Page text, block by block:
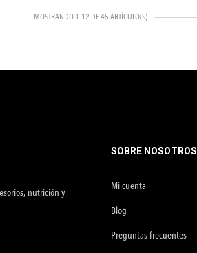
MOSTRANDO 1-12 DE 45 ARTÍCULO(S)
nutrición y
SOBRE NOSOTROS
Mi cuenta
Blog
Preguntas frecuentes